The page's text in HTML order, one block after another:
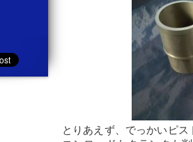
とりあえず、でっかいピ